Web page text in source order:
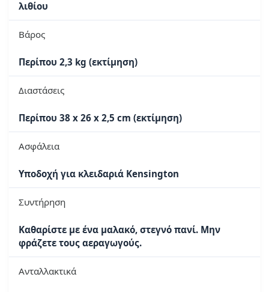
λιθίου
Βάρος
Περίπου 2,3 kg (εκτίμηση)
Διαστάσεις
Περίπου 38 x 26 x 2,5 cm (εκτίμηση)
Ασφάλεια
Υποδοχή για κλειδαριά Kensington
Συντήρηση
Καθαρίστε με ένα μαλακό, στεγνό πανί. Μην
φράζετε τους αεραγωγούς.
Ανταλλακτικά